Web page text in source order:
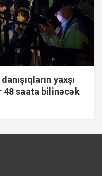
yaxşı
saata bilinəcək